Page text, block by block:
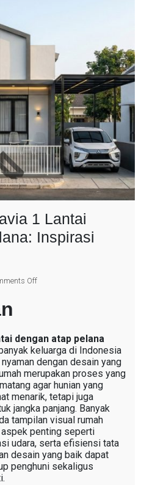
1 Lantai
Inspirasi
Off
dengan atap pelana
keluarga di Indonesia
dengan desain yang
merupakan proses yang
agar hunian yang
menarik, tetapi juga
jangka panjang. Banyak
tampilan visual rumah
penting seperti
udara, serta efisiensi tata
desain yang baik dapat
penghuni sekaligus